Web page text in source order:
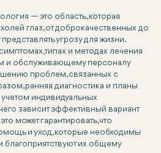
— это область, которая
глаз, от доброкачественных до
угрозу для жизни.
типах и методах лечения
и обслуживающему персоналу
проблем, связанных с
ранняя диагностика и планы
индивидуальных
зависит эффективный вариант
может гарантировать, что
и уход, которые необходимы
благоприятствуют их общему